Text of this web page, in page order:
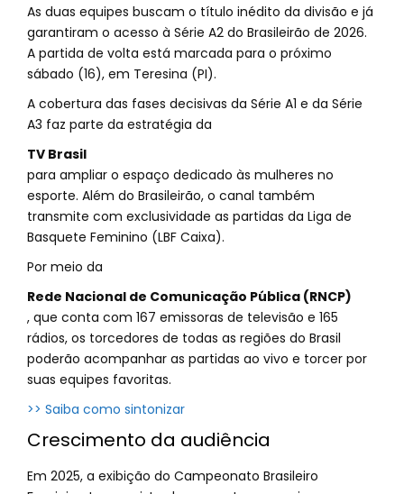
As duas equipes buscam o título inédito da divisão e já
garantiram o acesso à Série A2 do Brasileirão de 2026.
A partida de volta está marcada para o próximo
sábado (16), em Teresina (PI).
A cobertura das fases decisivas da Série A1 e da Série
A3 faz parte da estratégia da
TV Brasil
para ampliar o espaço dedicado às mulheres no
esporte. Além do Brasileirão, o canal também
transmite com exclusividade as partidas da Liga de
Basquete Feminino (LBF Caixa).
Por meio da
Rede Nacional de Comunicação Pública (RNCP)
, que conta com 167 emissoras de televisão e 165
rádios, os torcedores de todas as regiões do Brasil
poderão acompanhar as partidas ao vivo e torcer por
suas equipes favoritas.
>> Saiba como sintonizar
Crescimento da audiência
Em 2025, a exibição do Campeonato Brasileiro